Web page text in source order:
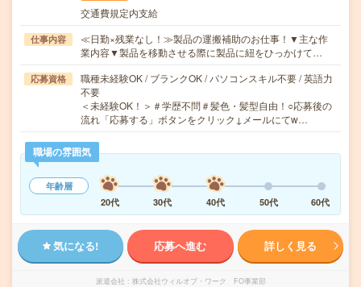
交通費規定内支給
仕事内容
≪日勤×残業なし！≫製品の運搬補助のお仕事！▼主な作
業内容▼製品を移動させる際に製品に紐をひっかけて…
応募資格
職種未経験OK / ブランクOK / パソコンスキル不要 / 英語力
不要
＜未経験OK！＞＃学歴不問＃髪色・髪型自由！○応募後の
流れ「応募する」ボタンをクリック↓メールにてw…
職場の雰囲気
年齢層
20代
30代 40代 50代 60代
気になる! 応募へ進む 詳しく見る
派遣会社 株式会社ウィルオブ・ワーク FO事業部